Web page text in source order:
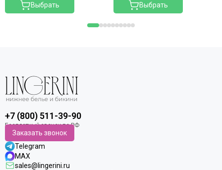
Выбрать Выбрать
+7 (800) 511-39-90
Заказать звонок
Telegram
MAX
sales@lingerini.ru